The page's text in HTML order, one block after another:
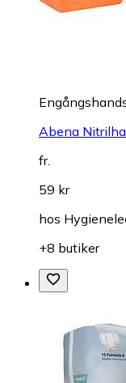
Abena
fr.
59 kr
hos
+8 butiker